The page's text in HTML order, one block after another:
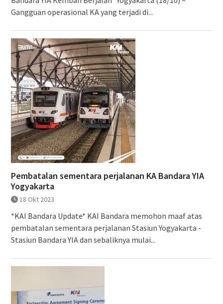
Gangguan operasional KA yang terjadi di...
Pembatalan sementara perjalanan KA Bandara YIA
Yogyakarta
18 Okt 2023
*KAI Bandara Update* KAI Bandara memohon maaf atas
pembatalan sementara perjalanan Stasiun Yogyakarta -
Stasiun Bandara YIA dan sebaliknya mulai...